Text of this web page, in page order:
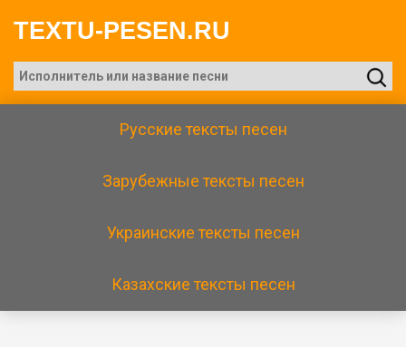
TEXTU-PESEN.RU
Русские тексты песен
Зарубежные тексты песен
Украинские тексты песен
Казахские тексты песен